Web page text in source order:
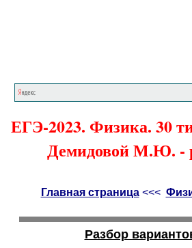
ЕГЭ-2023. Физика. 30
Демидовой М.Ю. -
Главная страница<<<
Разбор